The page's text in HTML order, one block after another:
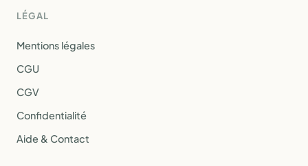
LÉGAL
Mentions légales
CGU
CGV
Confidentialité
Aide & Contact